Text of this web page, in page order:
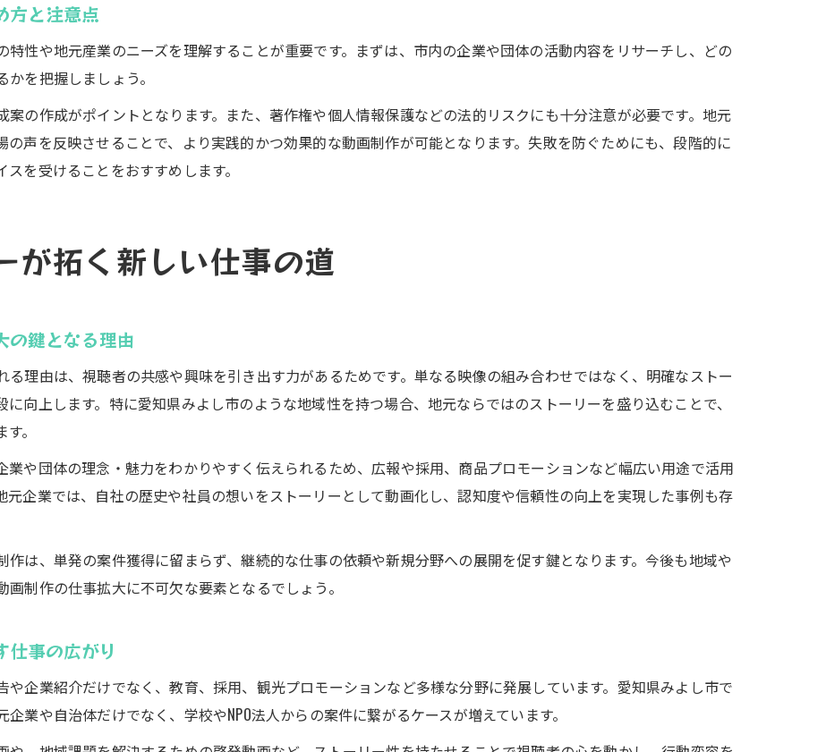
方と注意点
性や地元産業のニーズを理解することが重要です。まずは、市内の企業や団体の活動内容をリサーチし、どの
を把握しましょう。
の作成がポイントとなります。また、著作権や個人情報保護などの法的リスクにも十分注意が必要です。地元
声を反映させることで、より実践的かつ効果的な動画制作が可能となります。失敗を防ぐためにも、段階的に
を受けることをおすすめします。
が拓く新しい仕事の道
の鍵となる理由
理由は、視聴者の共感や興味を引き出す力があるためです。単なる映像の組み合わせではなく、明確なストー
向上します。特に愛知県みよし市のような地域性を持つ場合、地元ならではのストーリーを盛り込むことで、
。
や団体の理念・魅力をわかりやすく伝えられるため、広報や採用、商品プロモーションなど幅広い用途で活用
企業では、自社の歴史や社員の想いをストーリーとして動画化し、認知度や信頼性の向上を実現した事例も存
は、単発の案件獲得に留まらず、継続的な仕事の依頼や新規分野への展開を促す鍵となります。今後も地域や
制作の仕事拡大に不可欠な要素となるでしょう。
事の広がり
企業紹介だけでなく、教育、採用、観光プロモーションなど多様な分野に発展しています。愛知県みよし市で
業や自治体だけでなく、学校やNPO法人からの案件に繋がるケースが増えています。